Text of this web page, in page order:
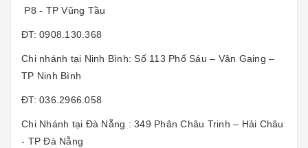
P8 - TP Vũng Tầu
ĐT: 0908.130.368
Chi nhánh tại Ninh Bình: Số 113 Phố Sáu – Vân Gaing –
TP Ninh Bình
ĐT: 036.2966.058
Chi Nhánh tại Đà Nẵng : 349 Phân Châu Trinh – Hải Châu
- TP Đà Nẵng